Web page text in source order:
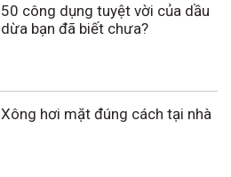
50 công dụng tuyệt vời của dầu
dừa bạn đã biết chưa?
Xông hơi mặt đúng cách tại nhà